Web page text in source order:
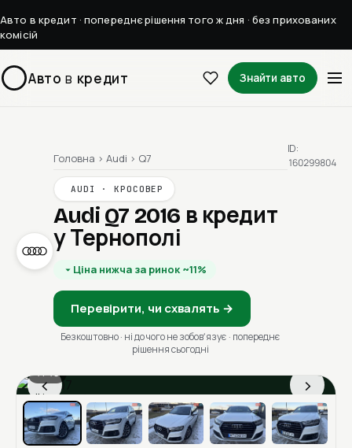
Авто в кредит · попереднє рішення того ж дня · без прихованих
комісій
Авто в кредит Знайти авто
Головна › Audi › Q7
AUDI · КРОСОВЕР
Audi Q7 2016 в кредит
у Тернополі
Ціна нижча за ринок ~11%
Перевірити, чи схвалять →
Безкоштовно · ні до чого не зобовʼязує · попереднє
рішення сьогодні
ID:
160299804
‹ ›
1 / 13
Ціна в місяць